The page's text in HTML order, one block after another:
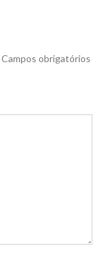
Campos obrigatórios